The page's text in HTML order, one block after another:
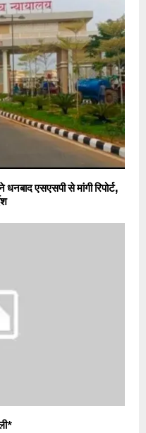
एसएसपी से मांगी रिपोर्ट,